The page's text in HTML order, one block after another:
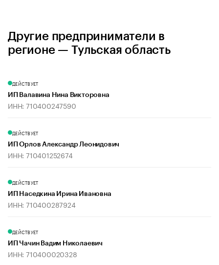
Другие предприниматели в
регионе — Тульская область
ДЕЙСТВУЕТ
ИП Валавина Нина Викторовна
ИНН: 710400247590
ДЕЙСТВУЕТ
ИП Орлов Александр Леонидович
ИНН: 710401252674
ДЕЙСТВУЕТ
ИП Наседкина Ирина Ивановна
ИНН: 710400287924
ДЕЙСТВУЕТ
ИП Чачин Вадим Николаевич
ИНН: 710400020328